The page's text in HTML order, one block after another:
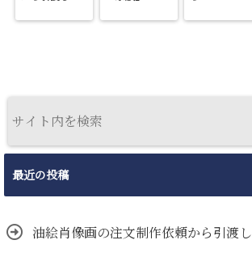
最近の投稿
油絵肖像画の注文制作依頼から引渡し